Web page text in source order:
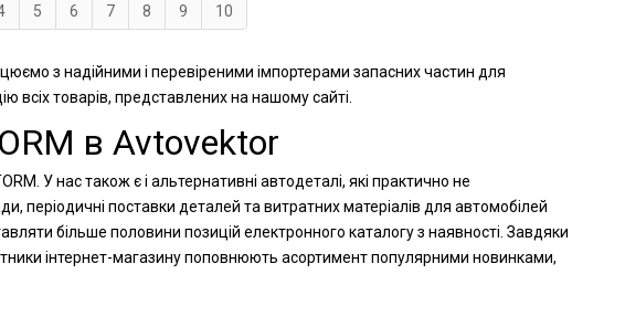
5 6 7 8 9 10
з надійними і перевіреними імпортерами запасних частин для
всіх товарів, представлених на нашому сайті.
в Avtovektor
У нас також є і альтернативні автодеталі, які практично не
періодичні поставки деталей та витратних матеріалів для автомобілей
більше половини позицій електронного каталогу з наявності. Завдяки
інтернет-магазину поповнюють асортимент популярними новинками,